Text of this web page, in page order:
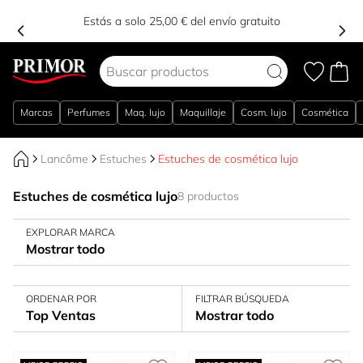
Estás a solo 25,00 € del envío gratuito
Marcas Perfumes Maq. lujo Maquillaje Cosm. lujo Cosmética
Lancôme Estuches Estuches de cosmética lujo
Estuches de cosmética lujo8 productos
EXPLORAR MARCA
Mostrar todo
ORDENAR POR
Top Ventas
FILTRAR BÚSQUEDA
Mostrar todo